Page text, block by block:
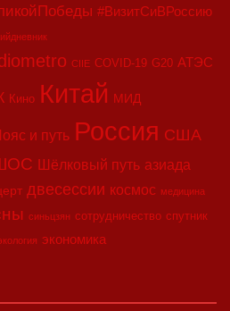
#ВизитСиВРоссию
CIIE COVID-19 G20 АТЭС
Кино Китай МИД
и путь Россия США
Шёлковый путь азиада
двесессии космос медицина
синьцзян сотрудничество спутник
экономика